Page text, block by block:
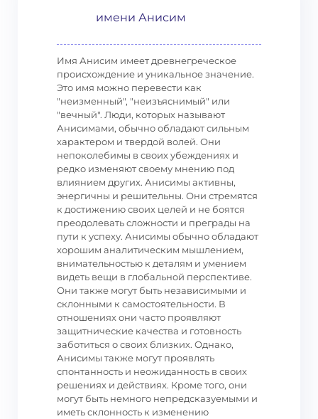
имени Анисим
Имя Анисим имеет древнегреческое
происхождение и уникальное значение.
Это имя можно перевести как
"неизменный", "неизъяснимый" или
"вечный". Люди, которых называют
Анисимами, обычно обладают сильным
характером и твердой волей. Они
непоколебимы в своих убеждениях и
редко изменяют своему мнению под
влиянием других. Анисимы активны,
энергичны и решительны. Они стремятся
к достижению своих целей и не боятся
преодолевать сложности и преграды на
пути к успеху. Анисимы обычно обладают
хорошим аналитическим мышлением,
внимательностью к деталям и умением
видеть вещи в глобальной перспективе.
Они также могут быть независимыми и
склонными к самостоятельности. В
отношениях они часто проявляют
защитнические качества и готовность
заботиться о своих близких. Однако,
Анисимы также могут проявлять
спонтанность и неожиданность в своих
решениях и действиях. Кроме того, они
могут быть немного непредсказуемыми и
иметь склонность к изменению